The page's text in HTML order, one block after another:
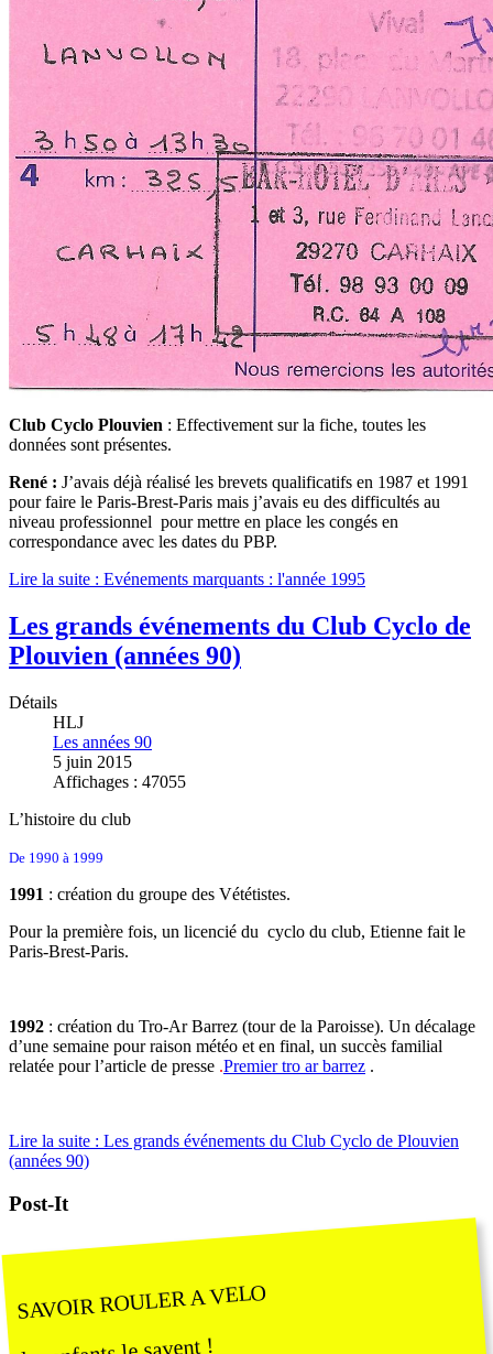
Club Cyclo Plouvien : Effectivement sur la fiche, toutes les
données sont présentes.
René : J’avais déjà réalisé les brevets qualificatifs en 1987 et 1991
pour faire le Paris-Brest-Paris mais j’avais eu des difficultés au
niveau professionnel pour mettre en place les congés en
correspondance avec les dates du PBP.
Lire la suite : Evénements marquants : l'année 1995
Les grands événements du Club Cyclo de
Plouvien (années 90)
Détails
HLJ
Les années 90
5 juin 2015
Affichages : 47055
L’histoire du club
De 1990 à 1999
1991 : création du groupe des Vététistes.
Pour la première fois, un licencié du cyclo du club, Etienne fait le
Paris-Brest-Paris.
1992 : création du Tro-Ar Barrez (tour de la Paroisse). Un décalage
d’une semaine pour raison météo et en final, un succès familial
relatée pour l’article de presse .Premier tro ar barrez .
Lire la suite : Les grands événements du Club Cyclo de Plouvien
(années 90)
Post-It
SAVOIR ROULER A VELO